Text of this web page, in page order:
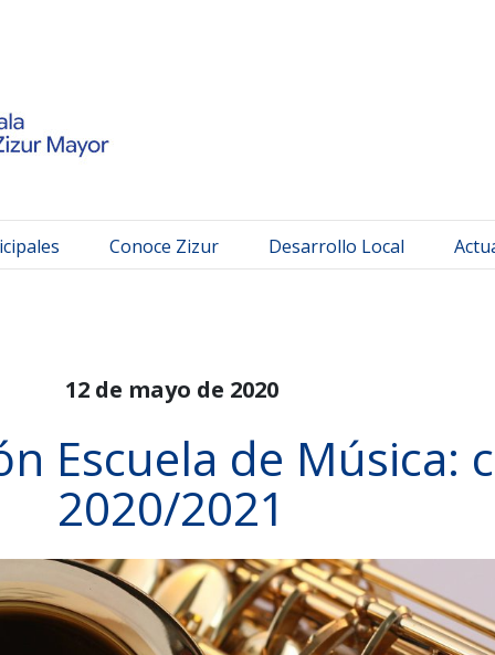
Conoce Zizur Desarrollo Local
12 de mayo de 2020
Escuela de Música:
2020/2021